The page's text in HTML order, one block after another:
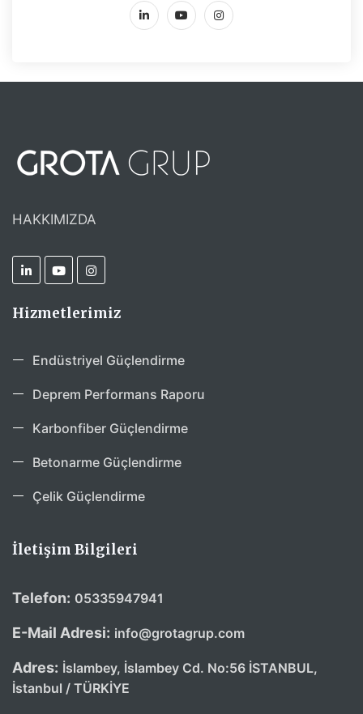
HAKKIMIZDA
Hizmetlerimiz
Endüstriyel Güçlendirme
Deprem Performans Raporu
Karbonfiber Güçlendirme
Betonarme Güçlendirme
Çelik Güçlendirme
İletişim Bilgileri
Telefon: 05335947941
E-Mail Adresi: info@grotagrup.com
Adres: İslambey, İslambey Cd. No:56 İSTANBUL,
İstanbul / TÜRKİYE